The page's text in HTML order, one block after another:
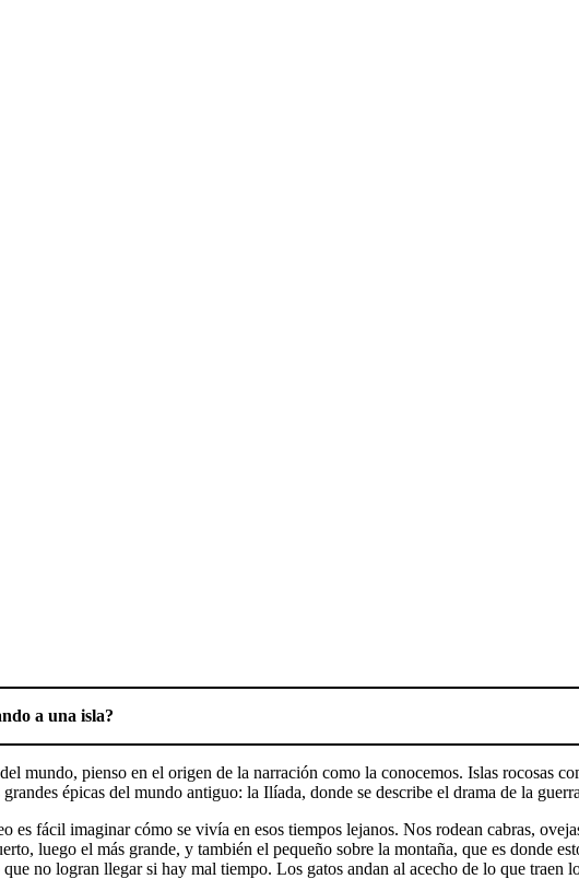
a una isla?
mundo, pienso en el origen de la narración como la conocemos. Islas rocosas
épicas del mundo antiguo: la Ilíada, donde se describe el drama de la
es fácil imaginar cómo se vivía en esos tiempos lejanos. Nos rodean cabras,
luego el más grande, y también el pequeño sobre la montaña, que es donde
no logran llegar si hay mal tiempo. Los gatos andan al acecho de lo que traen